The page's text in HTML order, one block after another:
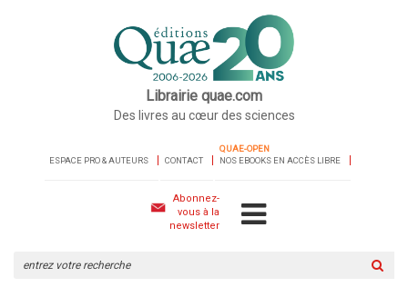
Librairie quae.com
Des livres au cœur des sciences
ESPACE PRO & AUTEURS CONTACT
QUAE-OPEN
NOS EBOOKS EN ACCÈS LIBRE
Abonnez-
vous à la
newsletter